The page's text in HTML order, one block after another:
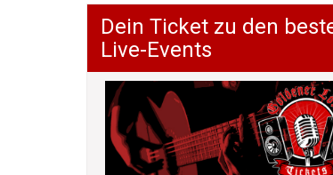
Dein Ticket zu den
Live-Events